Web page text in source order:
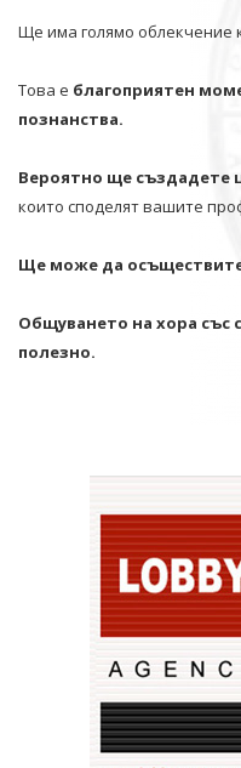
Ще има голямо облекчение
Това е благоприятен
познанства.
Вероятно ще създадете
които споделят вашите
Ще може да
Общуването на хора със
полезно.